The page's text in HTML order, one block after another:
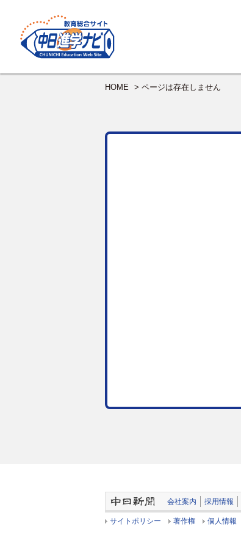
HOME > ページは存在しません
会社案内 採用情報
サイトポリシー 著作権 個人情報